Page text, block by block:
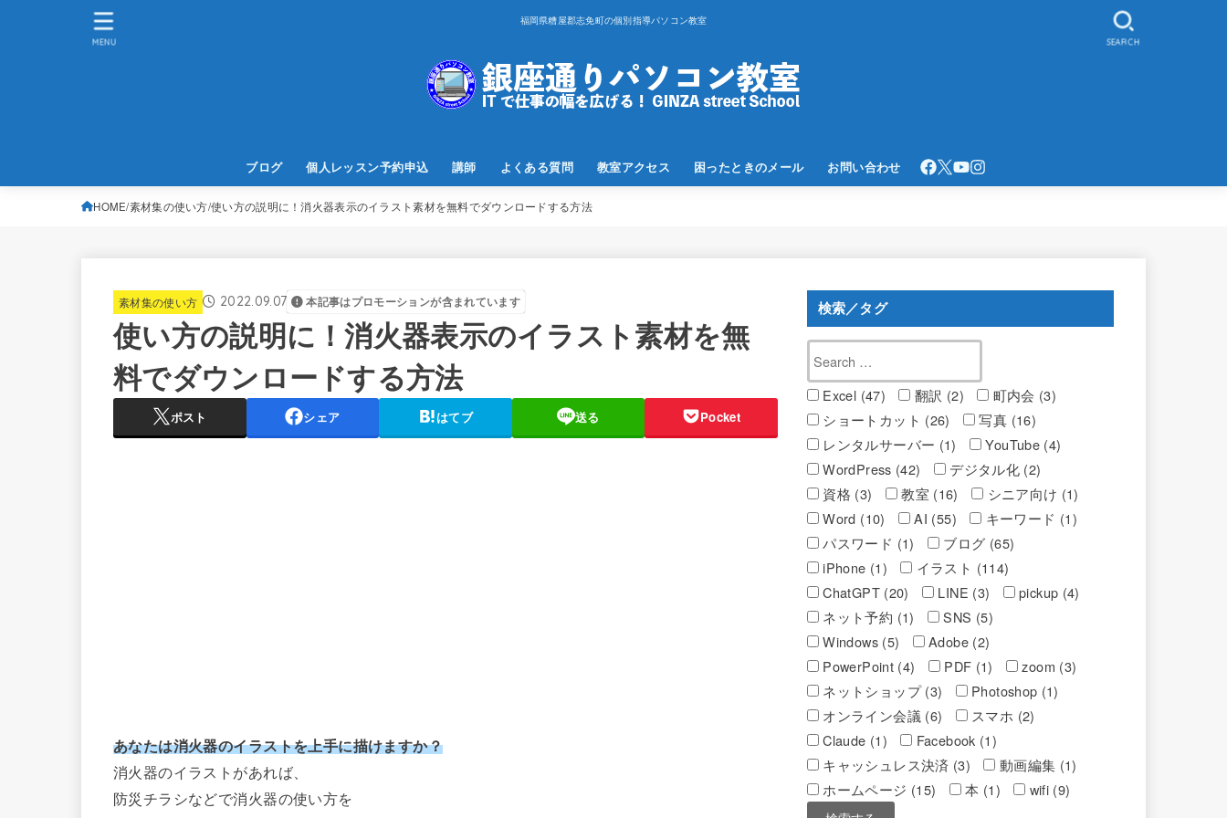
福岡県糟屋郡志免町の個別指導パソコン教室
ブログ 個人レッスン予約申込 講師 よくある質問 教室アクセス 困ったときのメール お問い合わせ
SEARCH
MENU
HOME 素材集の使い方 使い方の説明に！消火器表示のイラスト素材を無料でダウンロードする方法
素材集の使い方 2022.09.07 本記事はプロモーションが含まれています
使い方の説明に！消火器表示のイラスト素材を無
料でダウンロードする方法
ポスト シェア はてブ 送る Pocket
あなたは消火器のイラストを上手に描けますか？
消火器のイラストがあれば、
防災チラシなどで消火器の使い方を
検索／タグ
Excel (47) 翻訳 (2)
町内会 (3)
ショートカット (26)
写真 (16)
レンタルサーバー (1)
YouTube (4)
WordPress (42)
デジタル化 (2)
資格 (3)
教室 (16)
シニア向け (1)
Word (10)
AI (55)
キーワード (1)
パスワード (1)
ブログ (65)
iPhone (1)
イラスト (114)
ChatGPT (20)
LINE (3)
pickup (4)
ネット予約 (1)
SNS (5)
Windows (5)
Adobe (2)
PowerPoint (4)
PDF (1)
zoom (3)
ネットショップ (3)
Photoshop (1)
オンライン会議 (6)
スマホ (2)
Claude (1)
Facebook (1)
キャッシュレス決済 (3)
動画編集 (1)
ホームページ (15)
本 (1) wifi (9)